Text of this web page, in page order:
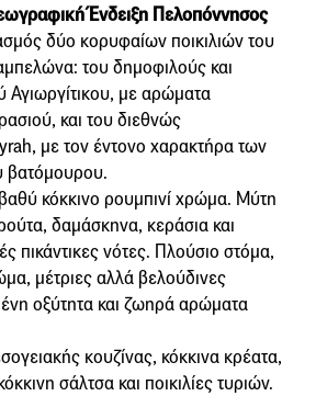
Ένδειξη Πελοπόννησος
δύο κορυφαίων ποικιλιών του
του δημοφιλούς και
Αγιωργίτικου, με αρώματα
και του διεθνώς
με τον έντονο χαρακτήρα των
βατόμουρου.
κόκκινο ρουμπινί χρώμα. Μύτη
δαμάσκηνα, κεράσια και
πικάντικες νότες. Πλούσιο στόμα,
μέτριες αλλά βελούδινες
οξύτητα και ζωηρά αρώματα
κουζίνας, κόκκινα κρέατα,
σάλτσα και ποικιλίες τυριών.